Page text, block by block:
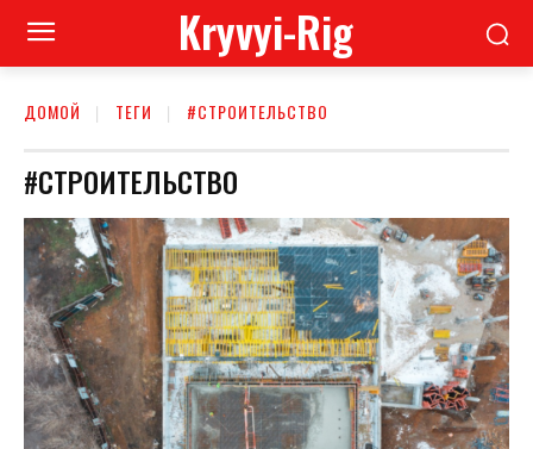
Kryvyi-Rig
ДОМОЙ ТЕГИ #СТРОИТЕЛЬСТВО
#СТРОИТЕЛЬСТВО